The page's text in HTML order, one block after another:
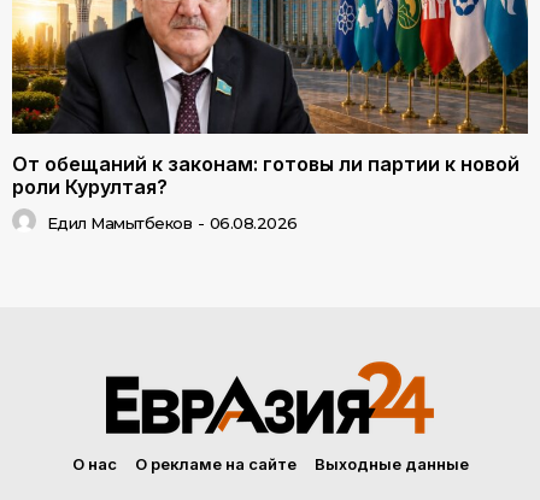
От обещаний к законам: готовы ли партии к новой
роли Курултая?
Едил Мамытбеков - 06.08.2026
О нас О рекламе на сайте Выходные данные